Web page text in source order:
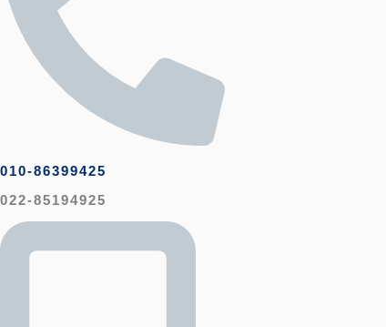
010-86399425
022-85194925